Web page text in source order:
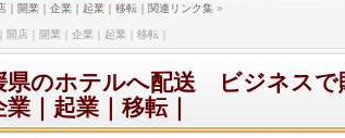
｜開業｜企業｜起業｜移転｜関連リンク集»
店｜開業｜企業｜起業｜移転｜
県のホテルへ配送 ビジネスで
業｜起業｜移転｜